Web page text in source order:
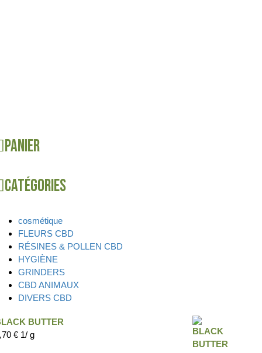
Panier
Catégories
cosmétique
FLEURS CBD
RÉSINES & POLLEN CBD
HYGIÈNE
GRINDERS
CBD ANIMAUX
DIVERS CBD
BUTTER
€ 1/ g